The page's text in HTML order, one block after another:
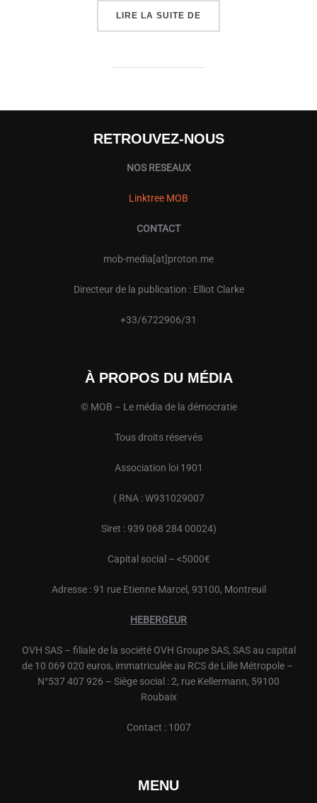
LIRE LA SUITE DE
RETROUVEZ-NOUS
NOS RESEAUX
Linktree MOB
CONTACT
mob-media[at]proton.me
Directeur de la publication : Elliot Clarke
+33/6722906/31
À PROPOS DU MÉDIA
© MOB – Le média de la démocratie
Tous droits réservés
Association loi 1901
( RNA : W931029007
Siret : 939 068 284 00024)
Capital social – <5000€
Adresse : 91 rue Etienne Marcel, 93100, Montreuil
HEBERGEUR
OVH SAS – filiale de la société OVH Groupe SAS, SAS au capital
de 10 069 020 euros, immatriculée au RCS de Lille Métropole –
N°537 407 926 – Siège social : 2, rue Kellermann, 59100
Roubaix
Contact : 1007
MENU